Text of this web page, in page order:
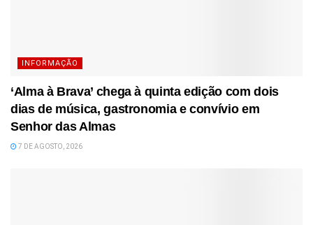
INFORMAÇÃO
‘Alma à Brava’ chega à quinta edição com dois
dias de música, gastronomia e convívio em
Senhor das Almas
7 DE AGOSTO, 2026